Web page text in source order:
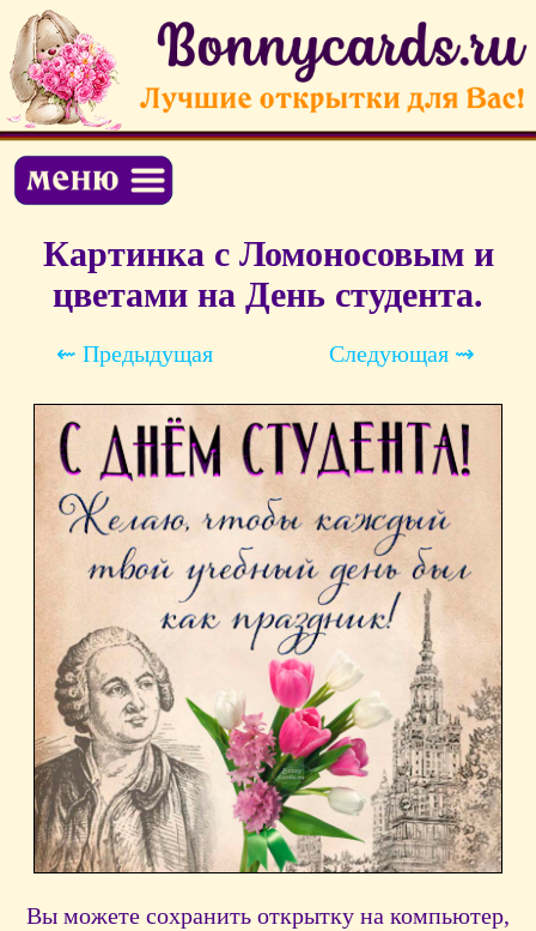
Картинка с Ломоносовым и
цветами на День студента.
⇜ Предыдущая Следующая ⇝
Вы можете сохранить открытку на компьютер,